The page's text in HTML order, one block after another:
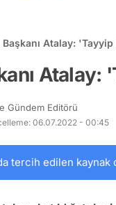
Atalay:
Atalay:
Gündem Editörü
06.07.2022 - 00:45
tercih edilen kaynak